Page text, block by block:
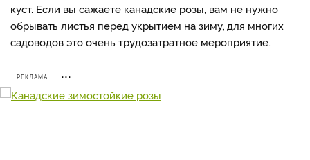
куст. Если вы сажаете канадские розы, вам не нужно
обрывать листья перед укрытием на зиму, для многих
садоводов это очень трудозатратное мероприятие.
РЕКЛАМА